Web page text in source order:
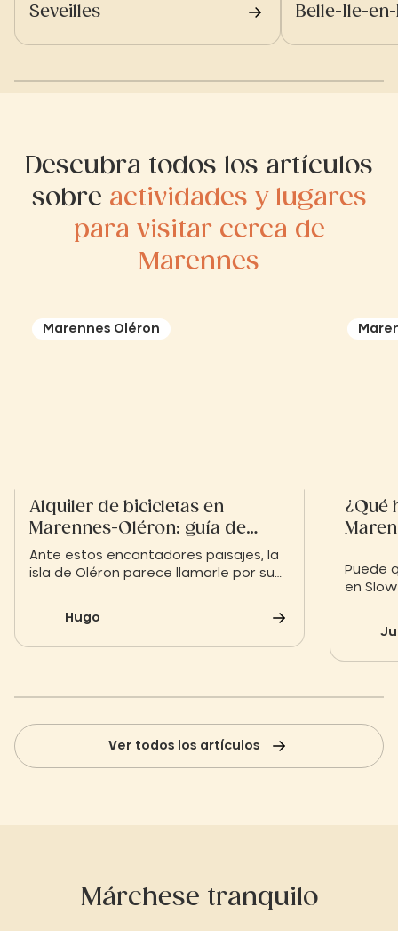
Seveilles Belle-Ile-
Descubra todos los artículos
sobre actividades y lugares
para visitar cerca de
Marennes
Marennes Oléron
Alquiler de bicicletas en
Marennes-Oléron: guía de
rutas y empresas de alquiler
Ante estos encantadores paisajes, la
isla de Oléron parece llamarle por su
conocida como l'île aux mimosas. Es el
momento de dirigirse a un punto de
Hugo
¿Qué
Puede
en
Ver todos los artículos
Márchese tranquilo